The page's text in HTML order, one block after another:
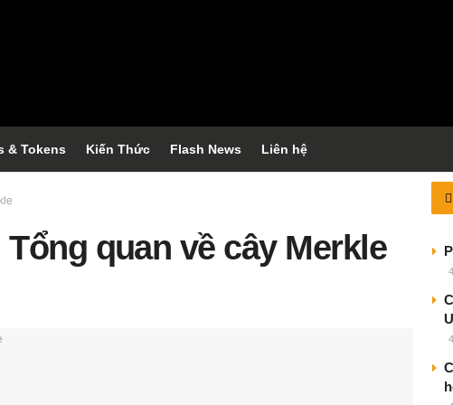
& Tokens Kiến Thức Flash News Liên hệ
quan về cây Merkle